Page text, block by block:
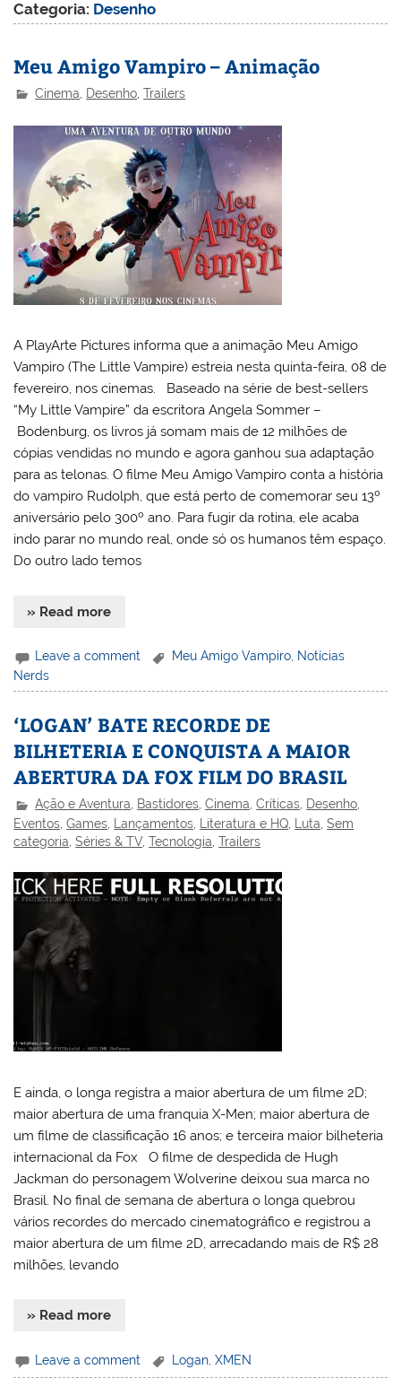
Categoria: Desenho
Meu Amigo Vampiro – Animação
Cinema Desenho ,Trailers
A PlayArte Pictures informa que a animação Meu Amigo
Vampiro (The Little Vampire) estreia nesta quinta-feira, 08 de
fevereiro, nos cinemas. Baseado na série de best-sellers
“My Little Vampire” da escritora Angela Sommer –
Bodenburg, os livros já somam mais de 12 milhões de
cópias vendidas no mundo e agora ganhou sua adaptação
para as telonas. O filme Meu Amigo Vampiro conta a história
do vampiro Rudolph, que está perto de comemorar seu 13º
aniversário pelo 300º ano. Para fugir da rotina, ele acaba
indo parar no mundo real, onde só os humanos têm espaço.
Do outro lado temos
» Read more
Leave a comment Meu Amigo Vampiro, Notícias
Nerds
‘LOGAN’ BATE RECORDE DE
BILHETERIA E CONQUISTA A MAIOR
ABERTURA DA FOX FILM DO BRASIL
Ação e Aventura, Bastidores,Cinema,Críticas, Desenho,
Eventos ,Games Lançamentos Literatura e HQ Luta ,Sem
categoria ,Séries & TV,Tecnologia ,Trailers
E ainda, o longa registra a maior abertura de um filme 2D;
maior abertura de uma franquia X-Men; maior abertura de
um filme de classificação 16 anos; e terceira maior bilheteria
internacional da Fox O filme de despedida de Hugh
Jackman do personagem Wolverine deixou sua marca no
Brasil. No final de semana de abertura o longa quebrou
vários recordes do mercado cinematográfico e registrou a
maior abertura de um filme 2D, arrecadando mais de R$ 28
milhões, levando
» Read more
Leave a comment Logan ,XMEN